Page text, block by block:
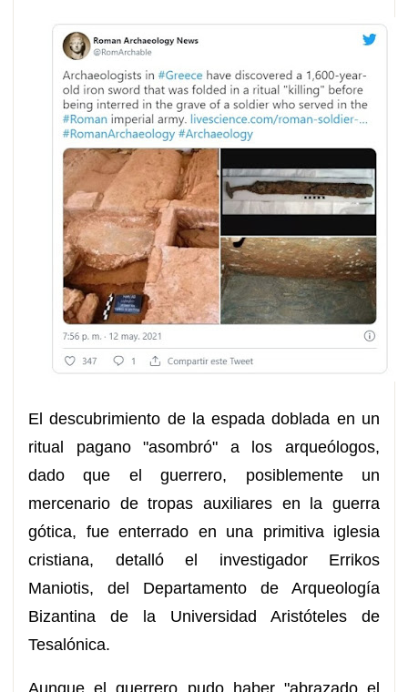
El descubrimiento de la espada doblada en un
ritual pagano "asombró" a los arqueólogos,
dado que el guerrero, posiblemente un
mercenario de tropas auxiliares en la guerra
gótica, fue enterrado en una primitiva iglesia
cristiana, detalló el investigador Errikos
Maniotis, del Departamento de Arqueología
Bizantina de la Universidad Aristóteles de
Tesalónica.
Aunque el guerrero pudo haber "abrazado el